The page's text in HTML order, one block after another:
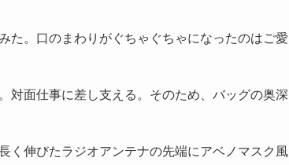
。口のまわりがぐちゃぐちゃになったのはご愛
面仕事に差し支える。そのため、バッグの奥深
伸びたラジオアンテナの先端にアベノマスク風